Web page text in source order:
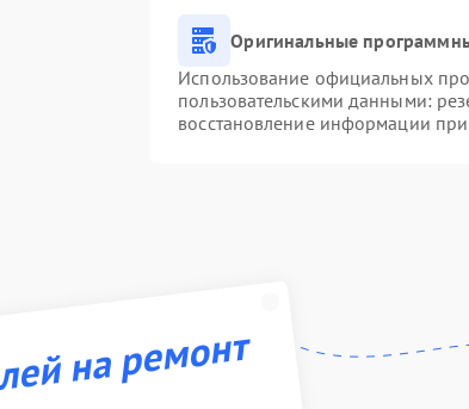
Оригинальные
Использование официальных
пользовательскими данными:
восстановление информации
на ремонт